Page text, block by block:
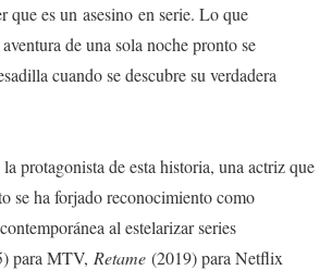
que es un asesino en serie. Lo que
de una sola noche pronto se
cuando se descubre su verdadera
la protagonista de esta historia, una actriz que
se ha forjado reconocimiento como
contemporánea al estelarizar series
para MTV, Retame (2019) para Netflix